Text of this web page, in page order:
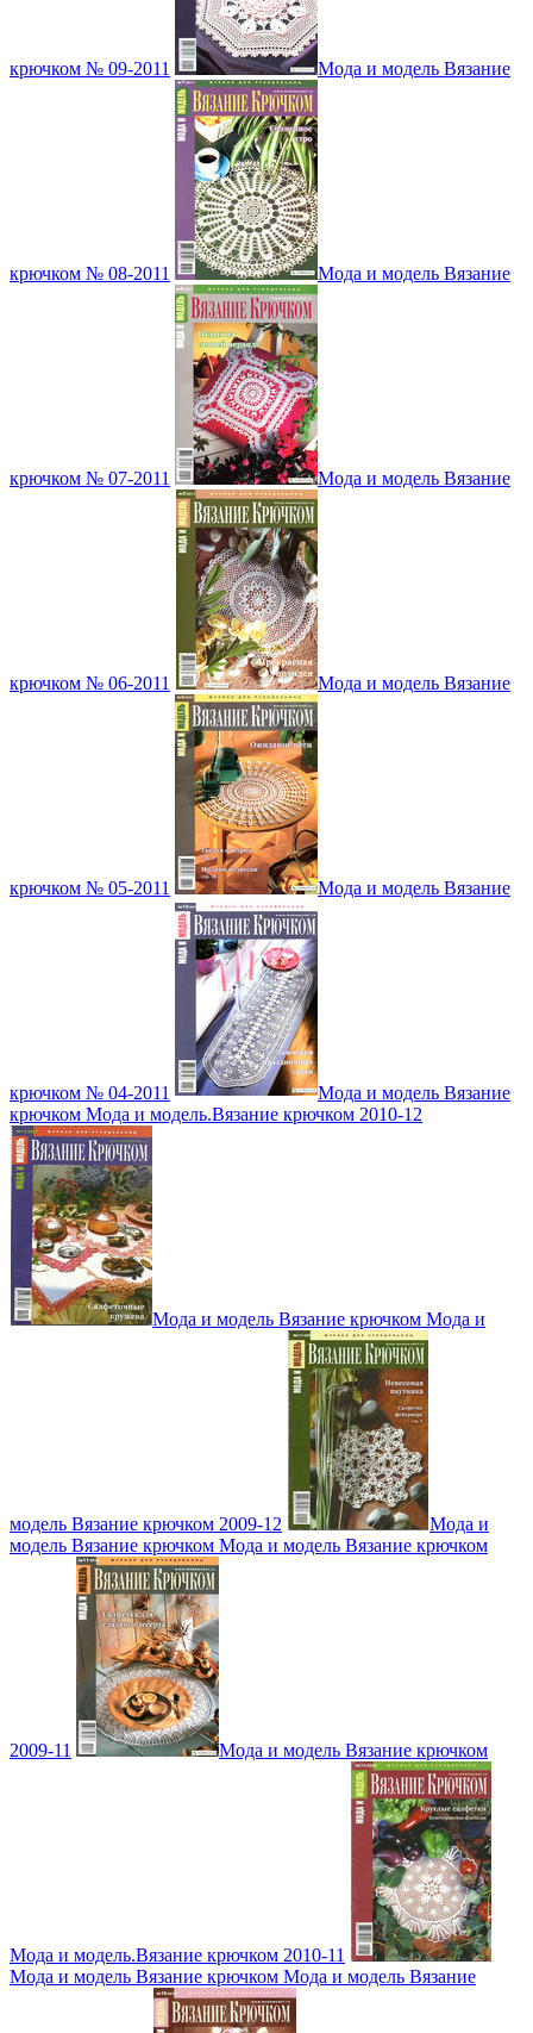
крючком № 09-2011 Мода и модель Вязание
крючком № 08-2011 Мода и модель Вязание
крючком № 07-2011 Мода и модель Вязание
крючком № 06-2011 Мода и модель Вязание
крючком № 05-2011 Мода и модель Вязание
крючком № 04-2011
Мода и модель Вязание
крючком Мода и модель.Вязание крючком 2010-12
Мода и модель Вязание крючком Мода и
модель Вязание крючком 2009-12
Мода и
модель Вязание крючком Мода и модель Вязание крючком
2009-11 Мода и модель Вязание крючком
Мода и модель.Вязание крючком 2010-11
Мода и модель Вязание крючком Мода и модель Вязание